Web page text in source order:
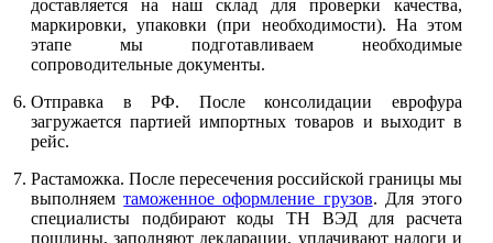
доставляется на наш склад для проверки качества,
маркировки, упаковки (при необходимости). На этом
этапе мы подготавливаем необходимые
сопроводительные документы.
Отправка в РФ. После консолидации еврофура
загружается партией импортных товаров и выходит в
рейс.
Растаможка. После пересечения российской границы мы
выполняемтаможенное оформление грузов. Для этого
специалисты подбирают коды ТН ВЭД для расчета
пошлины, заполняют декларации, уплачивают налоги и